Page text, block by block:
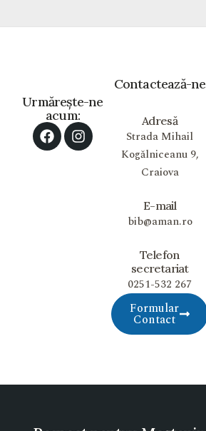
Contactează-ne
Adresă
Strada Mihail
Kogălniceanu 9,
Craiova
E-mail
bib@aman.ro
Telefon
secretariat
0251-532 267
Formular
Contact
Urmărește-ne
acum: